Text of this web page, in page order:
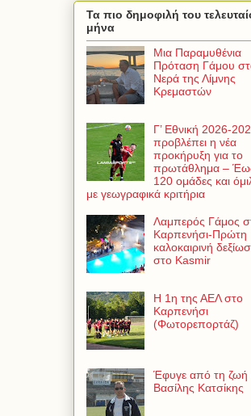
Τα πιο δημοφιλή του
μήνα
Μια Παραμυθένια
Πρόταση Γάμου
Νερά της Λίμνης
Κρεμαστών
Γ’ Εθνική 2026-
προβλέπει η νέα
προκήρυξη για το
πρωτάθλημα –
120 ομάδες και
με γεωγραφικά κριτήρια
Λαμπερός Γάμος
Καρπενήσι-Πρώτη
καλοκαιρινή
στο Kasmir
Η 1η της ΑΕΛ στο
Καρπενήσι
(Φωτορεπορτάζ)
Έφυγε από τη ζωή
Βασίλης Κατσίκης